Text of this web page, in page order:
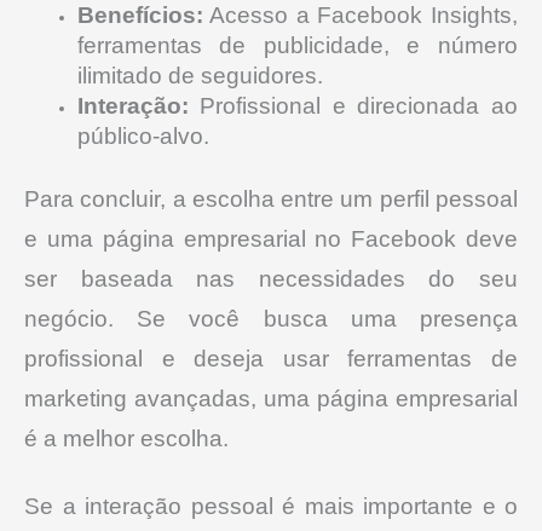
Benefícios: Acesso a Facebook Insights,
ferramentas de publicidade, e número
ilimitado de seguidores.
Interação: Profissional e direcionada ao
público-alvo.
Para concluir, a escolha entre um perfil pessoal
e uma página empresarial no Facebook deve
ser baseada nas necessidades do seu
negócio. Se você busca uma presença
profissional e deseja usar ferramentas de
marketing avançadas, uma página empresarial
é a melhor escolha.
Se a interação pessoal é mais importante e o